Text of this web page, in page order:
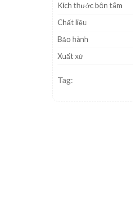
Kích thước bôn tắm
Chất liệu
Bảo hành
Xuất xứ
Tag: